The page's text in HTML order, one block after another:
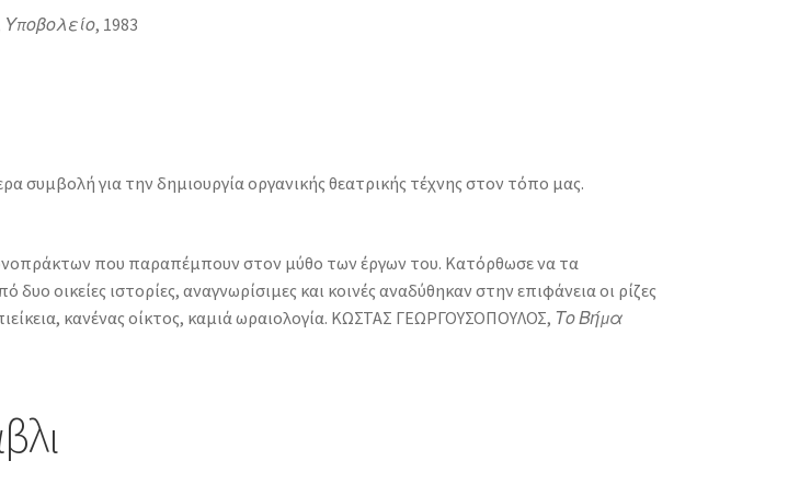
Υποβολείο, 1983
για την δημιουργία οργανικής θεατρικής τέχνης στον τόπο μας.
που παραπέμπουν στον μύθο των έργων του. Κατόρθωσε να τα
οικείες ιστορίες, αναγνωρίσιμες και κοινές αναδύθηκαν στην επιφάνεια οι ρίζες
κανένας οίκτος, καμιά ωραιολογία. ΚΩΣΤΑΣ ΓΕΩΡΓΟΥΣΟΠΟΥΛΟΣ, Το Βήμα